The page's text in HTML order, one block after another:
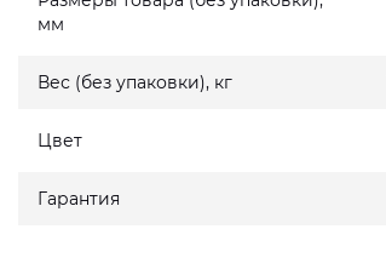
мм
Вес (без упаковки), кг
Цвет
Гарантия